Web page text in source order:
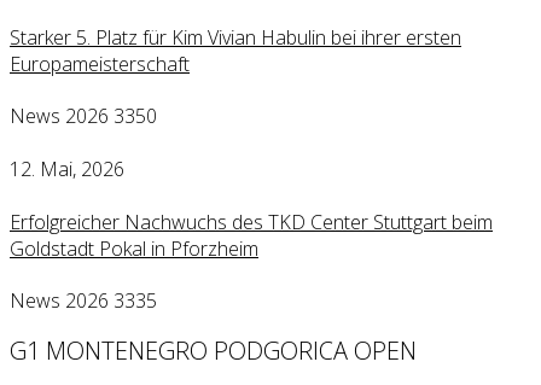
Starker 5. Platz für Kim Vivian Habulin bei ihrer ersten
Europameisterschaft
News 2026 3350
12. Mai, 2026
Erfolgreicher Nachwuchs des TKD Center Stuttgart beim
Goldstadt Pokal in Pforzheim
News 2026 3335
G1 MONTENEGRO PODGORICA OPEN